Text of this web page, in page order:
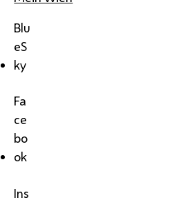
Blu
eS
ky
Fa
ce
bo
ok
Ins